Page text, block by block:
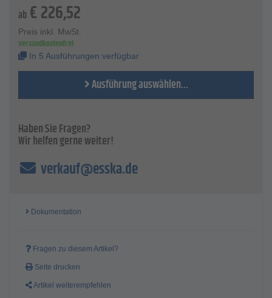
Technische Daten
Schweizer Hiebe - 0 und 2
VE - 12 Stk.
ab €226,52
Preis inkl. MwSt.
versandkostenfrei
In 5 Ausführungen verfügbar
Ausführung auswählen...
Haben Sie Fragen?
Wir helfen gerne weiter!
verkauf@esska.de
Dokumentation
Fragen zu diesem Artikel?
Seite drucken
Artikel weiterempfehlen